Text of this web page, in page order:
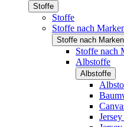
Stoffe
Stoffe
Stoffe nach
Stoffe nach Marken
Stoffe nach
Albstoffe
Albstoffe